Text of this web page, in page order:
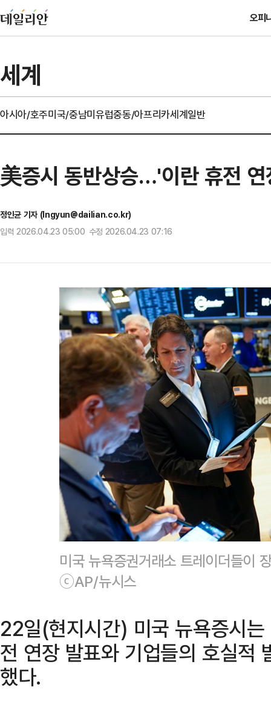
오피
세계
아시아/호주미국/중남미유럽중동/아프리카세계일반
美증시 동반상승…'이란 휴전 연
정인균 기자 (Ingyun@dailian.co.kr)
입력 2026.04.23 05:00 수정 2026.04.23 07:16
미국 뉴욕증권거래소 트레이더들이
ⓒAP/뉴시스
22일(현지시간) 미국 뉴욕증시
전 연장 발표와 기업들의 호실적
했다.